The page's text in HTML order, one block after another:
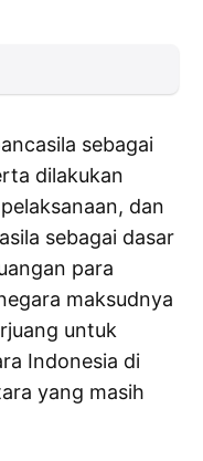
sebagai
dilakukan
dan
sebagai dasar
para
maksudnya
untuk
Indonesia di
yang masih